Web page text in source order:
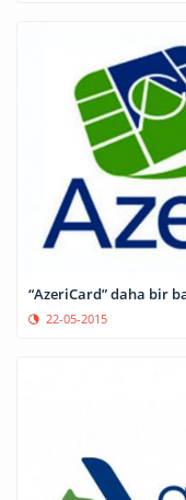
“AzeriCard” daha bir
22-05-2015